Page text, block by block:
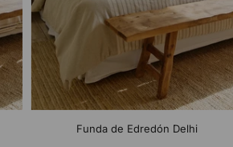
Funda de Edredón Delhi